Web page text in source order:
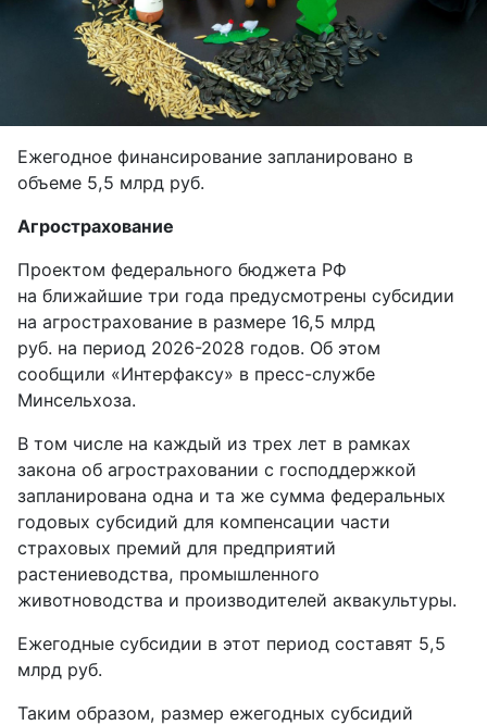
Ежегодное финансирование запланировано в
объеме 5,5 млрд руб.
Агрострахование
Проектом федерального бюджета РФ
на ближайшие три года предусмотрены субсидии
на агрострахование в размере 16,5 млрд
руб. на период 2026-2028 годов. Об этом
сообщили «Интерфаксу» в пресс-службе
Минсельхоза.
В том числе на каждый из трех лет в рамках
закона об агростраховании с господдержкой
запланирована одна и та же сумма федеральных
годовых субсидий для компенсации части
страховых премий для предприятий
растениеводства, промышленного
животноводства и производителей аквакультуры.
Ежегодные субсидии в этот период составят 5,5
млрд руб.
Таким образом, размер ежегодных субсидий